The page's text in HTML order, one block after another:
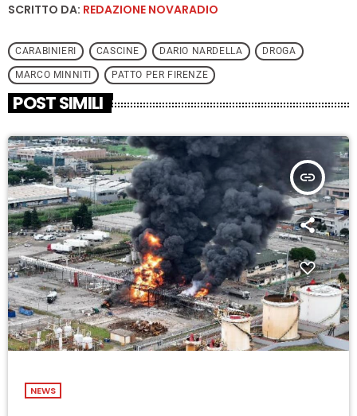
SCRITTO DA: REDAZIONE NOVARADIO
CARABINIERI CASCINE DARIO NARDELLA DROGA
MARCO MINNITI PATTO PER FIRENZE
POST SIMILI
insert_link
NEWS